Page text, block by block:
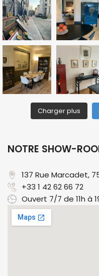
Charger plus
NOTRE SHOW-
137 Rue Marcadet,
+33 1 42 62 66 72
Ouvert 7/7 de 11h à